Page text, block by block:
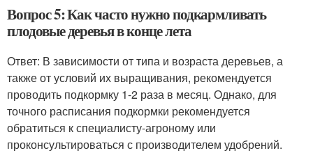
Вопрос 5: Как часто нужно подкармливать
плодовые деревья в конце лета
Ответ: В зависимости от типа и возраста деревьев, а
также от условий их выращивания, рекомендуется
проводить подкормку 1-2 раза в месяц. Однако, для
точного расписания подкормки рекомендуется
обратиться к специалисту-агроному или
проконсультироваться с производителем удобрений.